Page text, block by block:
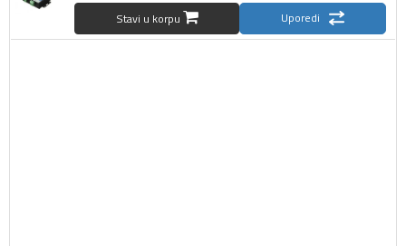
Stavi u korpu Uporedi